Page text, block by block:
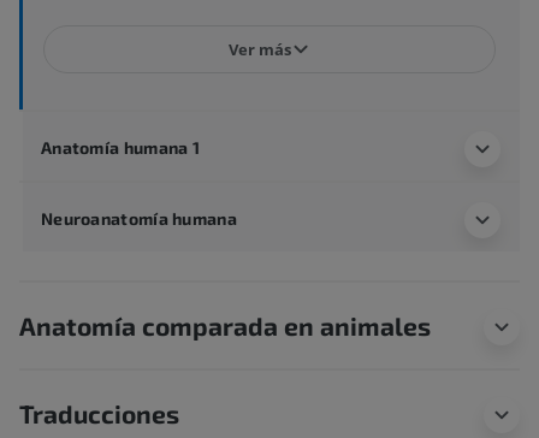
Ver más
Anatomía humana 1
Neuroanatomía humana
Anatomía comparada en animales
Traducciones